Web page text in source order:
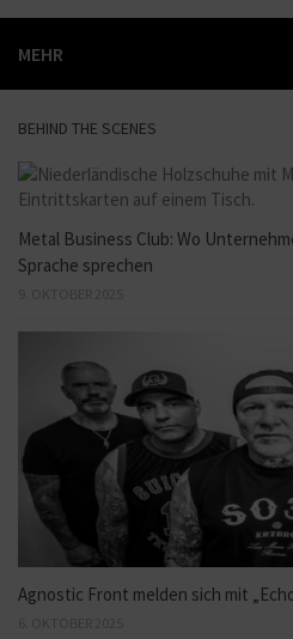
MEHR
BEHIND THE SCENES
Metal Business Club: Wo
Sprache sprechen
Agnostic Front melden sich mit